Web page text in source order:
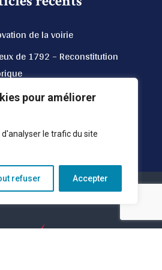
pour améliorer
le trafic du site
refuser Accepter
de la voirie
de 1792 – Reconstitution
à Albé
Fort du Mont